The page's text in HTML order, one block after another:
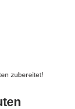
zubereitet!